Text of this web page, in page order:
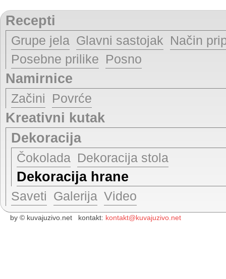
Recepti
Grupe jela Glavni sastojak Način
Posebne prilike Posno
Namirnice
Začini Povrće
Kreativni kutak
Dekoracija
Čokolada Dekoracija stola
Dekoracija hrane
Saveti Galerija Video
by © kuvajuzivo.net kontakt: kontakt@kuvajuzivo.net